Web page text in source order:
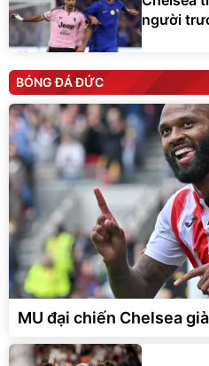
người
BÓNG ĐÁ ĐỨC
MU đại chiến Chelsea